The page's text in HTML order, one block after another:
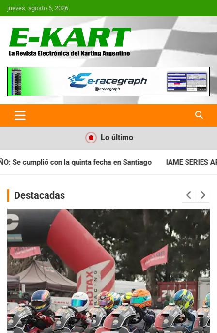
Saltar
al
jueves, agosto 6, 2026
E-Kart.com.ar | La Revista
Electrónica del Karting en
Argentina
Lo último
IAME SERIES ARGENTINA: Horarios para la fecha
Destacadas